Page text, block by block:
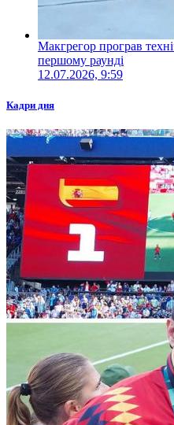
Макгрегор програв
першому раунді
12.07.2026, 9:59
Кадри дня